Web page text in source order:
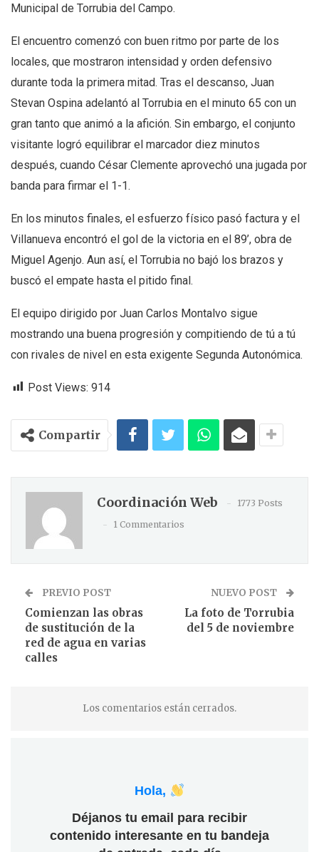
Municipal de Torrubia del Campo.
El encuentro comenzó con buen ritmo por parte de los
locales, que mostraron intensidad y orden defensivo
durante toda la primera mitad. Tras el descanso, Juan
Stevan Ospina adelantó al Torrubia en el minuto 65 con un
gran tanto que animó a la afición. Sin embargo, el conjunto
visitante logró equilibrar el marcador diez minutos
después, cuando César Clemente aprovechó una jugada por
banda para firmar el 1-1.
En los minutos finales, el esfuerzo físico pasó factura y el
Villanueva encontró el gol de la victoria en el 89’, obra de
Miguel Agenjo. Aun así, el Torrubia no bajó los brazos y
buscó el empate hasta el pitido final.
El equipo dirigido por Juan Carlos Montalvo sigue
mostrando una buena progresión y compitiendo de tú a tú
con rivales de nivel en esta exigente Segunda Autonómica.
Post Views: 914
Compartir
Coordinación Web
1773 Posts
1 Commentarios
PREVIO POST
Comienzan las obras
de sustitución de la
red de agua en varias
calles
NUEVO POST
La foto de Torrubia
del 5 de noviembre
Los comentarios están cerrados.
Hola,
Déjanos tu email para recibir
contenido interesante en tu bandeja